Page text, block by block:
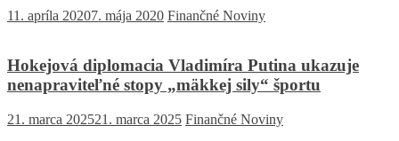
11. apríla 20207. mája 2020 Finančné Noviny
Hokejová diplomacia Vladimíra Putina ukazuje
nenapraviteľné stopy „mäkkej sily“ športu
21. marca 202521. marca 2025 Finančné Noviny